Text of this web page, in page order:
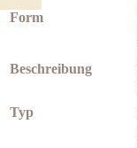
Form
Beschreibung
Typ